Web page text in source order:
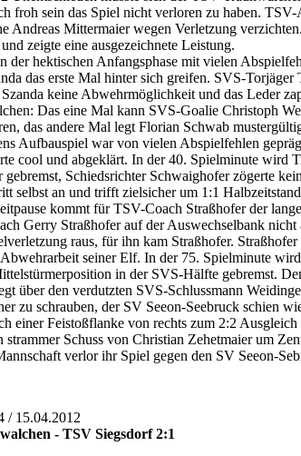
froh sein das Spiel nicht verloren zu haben.
Andreas Mittermaier wegen Verletzung
zeigte eine ausgezeichnete Leistung.
der hektischen Anfangsphase mit vielen
das erste Mal hinter sich greifen. SVS-
Szanda keine Abwehrmöglichkeit und das Leder
Das eine Mal kann SVS-Goalie Christoph
das andere Mal legt Florian Schwab
Aufbauspiel war von vielen Abspielfehlen
cool und abgeklärt. In der 40. Spielminute wird
gebremst, Schiedsrichter Schwaighofer zögerte
selbst an und trifft zielsicher um 1:1
kommt für TSV-Coach Straßhofer der
Gerry Straßhofer auf der Auswechselbank
raus, für ihn kam Straßhofer.
seiner Elf. In der 75. Spielminute
in der SVS-Hälfte gebremst.
über den verdutzten SVS-Schlussmann
zu schrauben, der SV Seeon-Seebruck schien
einer Feistoßflanke von rechts zum 2:2
strammer Schuss von Christian Zehetmaier um
verlor ihr Spiel gegen den SV Seeon-
/ 15.04.2012
- TSV Siegsdorf 2:1